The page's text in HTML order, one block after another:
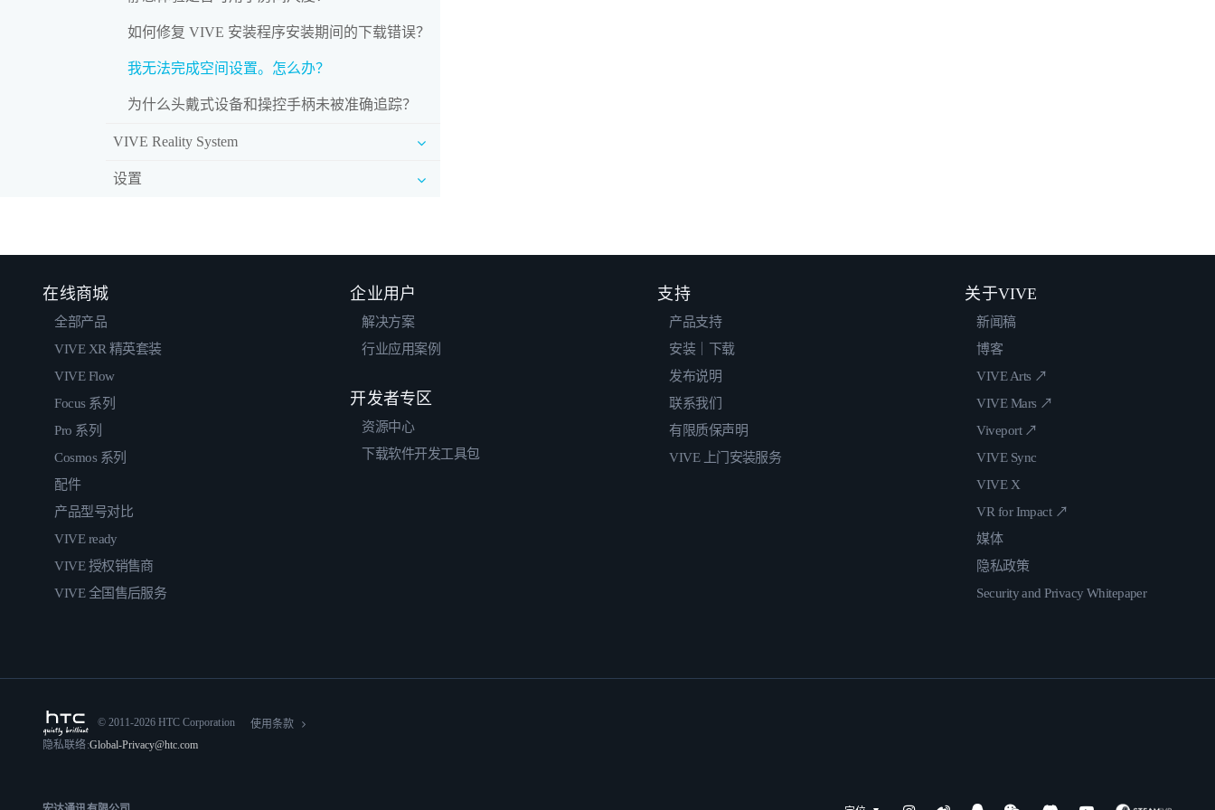
如何修复 VIVE 安装程序安装期间的下载错误？
我无法完成空间设置。怎么办？
为什么头戴式设备和操控手柄未被准确追踪？
VIVE Reality System
设置
在线商城
全部产品
VIVE XR 精英套装
VIVE Flow
Focus 系列
Pro 系列
Cosmos 系列
配件
产品型号对比
VIVE ready
VIVE 授权销售商
VIVE 全国售后服务
企业用户
解决方案
行业应用案例
开发者专区
资源中心
下载软件开发工具包
支持
产品支持
安装｜下载
发布说明
联系我们
有限质保声明
VIVE 上门安装服务
关于VIVE
新闻稿
博客
VIVE Arts ↗
VIVE Mars ↗
Viveport ↗
VIVE Sync
VIVE X
VR for Impact ↗
媒体
隐私政策
Security and Privacy Whitepaper
© 2011-2026 HTC Corporation
使用条款
隐私联络:Global-Privacy@htc.com